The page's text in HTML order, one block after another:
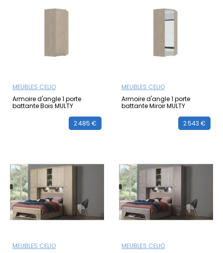
MEUBLES CELIO
Armoire d'angle 1 porte
battante Bois MULTY
2 485 €
MEUBLES CELIO
Armoire d'angle 1 porte
battante Miroir MULTY
2 543 €
MEUBLES CELIO
MEUBLES CELIO